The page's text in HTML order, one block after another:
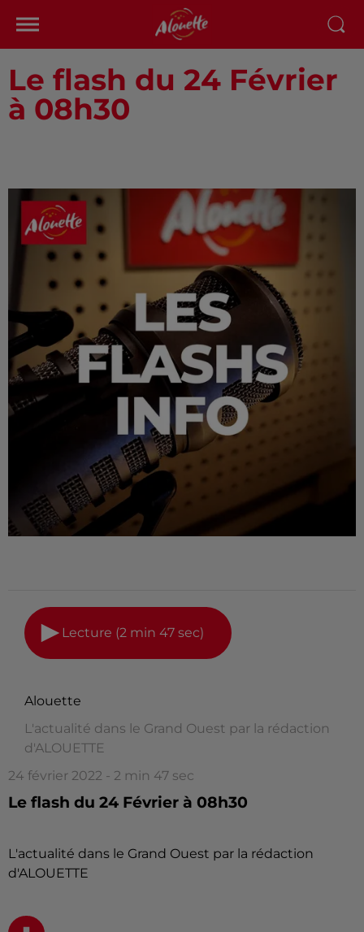
Le flash du 24 Février
à 08h30
Lecture (2 min 47 sec)
Alouette
L'actualité dans le Grand Ouest par la rédaction
d'ALOUETTE
24 février 2022 - 2 min 47 sec
Le flash du 24 Février à 08h30
L'actualité dans le Grand Ouest par la rédaction
d'ALOUETTE